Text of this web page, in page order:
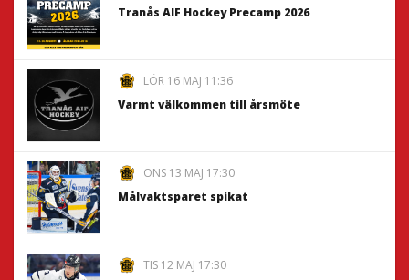
Tranås AIF Hockey Precamp 2026
LÖR 16 MAJ 11:36
Varmt välkommen till årsmöte
ONS 13 MAJ 17:30
Målvaktsparet spikat
TIS 12 MAJ 17:30